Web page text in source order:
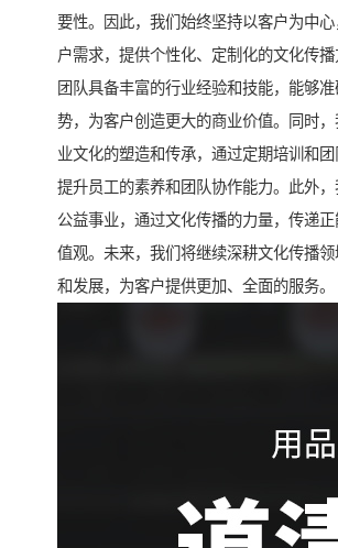
要性。因此，我们始终坚持以客户为中
户需求，提供个性化、定制化的文化传
团队具备丰富的行业经验和技能，能够
势，为客户创造更大的商业价值。同时
业文化的塑造和传承，通过定期培训和团
提升员工的素养和团队协作能力。此外
公益事业，通过文化传播的力量，传递
值观。未来，我们将继续深耕文化传播
和发展，为客户提供更加、全面的服务。